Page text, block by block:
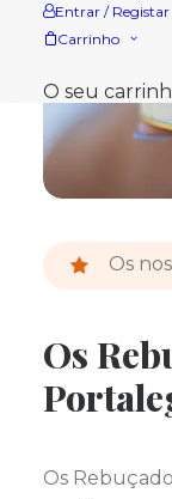
Entrar / Registar
Carrinho
O seu
Os
Os
Os